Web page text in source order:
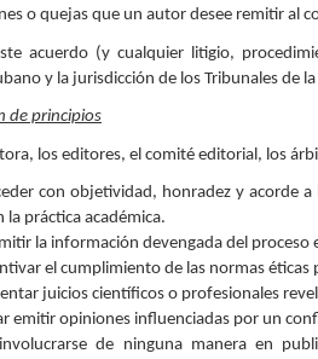
o quejas que un autor desee remitir al
acuerdo (y cualquier litigio,
y la jurisdicción de los Tribunales de
de principios
los editores, el comité editorial, los
con objetividad, honradez y acorde
la práctica académica.
la información devengada del proceso
el cumplimiento de las normas éticas
juicios científicos o profesionales
emitir opiniones influenciadas por un
de ninguna manera en